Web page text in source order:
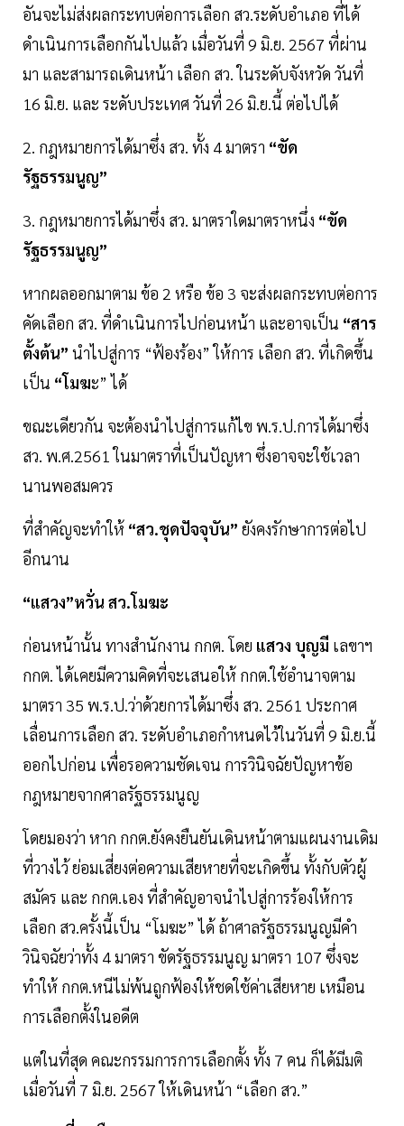
อันจะไม่ส่งผลกระทบต่อการเลือก สว.ระดับอำเภอ ที่ได้
ดำเนินการเลือกกันไปแล้ว เมื่อวันที่ 9 มิ.ย. 2567 ที่ผ่าน
มา และสามารถเดินหน้า เลือก สว. ในระดับจังหวัด วันที่
16 มิ.ย. และ ระดับประเทศ วันที่ 26 มิ.ย.นี้ ต่อไปได้
2. กฎหมายการได้มาซึ่ง สว. ทั้ง 4 มาตรา “ขัด
รัฐธรรมนูญ”
3. กฎหมายการได้มาซึ่ง สว. มาตราใดมาตราหนึ่ง “ขัด
รัฐธรรมนูญ”
หากผลออกมาตาม ข้อ 2 หรือ ข้อ 3 จะส่งผลกระทบต่อการ
คัดเลือก สว. ที่ดำเนินการไปก่อนหน้า และอาจเป็น “สาร
ตั้งต้น” นำไปสู่การ “ฟ้องร้อง” ให้การ เลือก สว. ที่เกิดขึ้น
เป็น “โมฆะ” ได้
ขณะเดียวกัน จะต้องนำไปสู่การแก้ไข พ.ร.ป.การได้มาซึ่ง
สว. พ.ศ.2561 ในมาตราที่เป็นปัญหา ซึ่งอาจจะใช้เวลา
นานพอสมควร
ที่สำคัญจะทำให้ “สว.ชุดปัจจุบัน” ยังคงรักษาการต่อไป
อีกนาน
“แสวง”หวั่น สว.โมฆะ
ก่อนหน้านั้น ทางสำนักงาน กกต. โดย แสวง บุญมี เลขาฯ
กกต. ได้เคยมีความคิดที่จะเสนอให้ กกต.ใช้อำนาจตาม
มาตรา 35 พ.ร.ป.ว่าด้วยการได้มาซึ่ง สว. 2561 ประกาศ
เลื่อนการเลือก สว. ระดับอำเภอกำหนดไว้ในวันที่ 9 มิ.ย.นี้
ออกไปก่อน เพื่อรอความชัดเจน การวินิจฉัยปัญหาข้อ
กฎหมายจากศาลรัฐธรรมนูญ
โดยมองว่า หาก กกต.ยังคงยืนยันเดินหน้าตามแผนงานเดิม
ที่วางไว้ ย่อมเสี่ยงต่อความเสียหายที่จะเกิดขึ้น ทั้งกับตัวผู้
สมัคร และ กกต.เอง ที่สำคัญอาจนำไปสู่การร้องให้การ
เลือก สว.ครั้งนี้เป็น “โมฆะ” ได้ ถ้าศาลรัฐธรรมนูญมีคำ
วินิจฉัยว่าทั้ง 4 มาตรา ขัดรัฐธรรมนูญ มาตรา 107 ซึ่งจะ
ทำให้ กกต.หนีไม่พ้นถูกฟ้องให้ชดใช้ค่าเสียหาย เหมือน
การเลือกตั้งในอดีต
แต่ในที่สุด คณะกรรมการการเลือกตั้ง ทั้ง 7 คน ก็ได้มีมติ
เมื่อวันที่ 7 มิ.ย. 2567 ให้เดินหน้า “เลือก สว.”